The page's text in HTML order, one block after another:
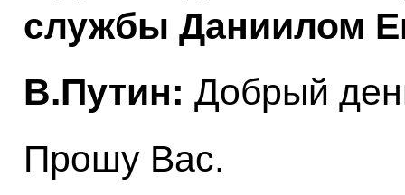
службы Даниилом
В.Путин: Добрый
Прошу Вас.